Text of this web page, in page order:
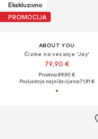
Ekskluzivno
PROMOCIJA
ABOUT YOU
Čizme na vezanje 'Jay'
79,90 €
Prvotno: 89,90 €
Posljednja najniža cijena:71,91 €